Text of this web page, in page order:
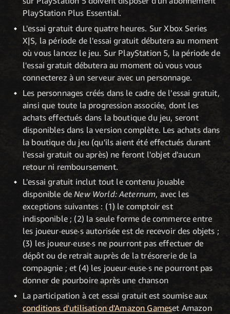
PlayStation Plus Essential.
L'essai gratuit dure quatre heures. Sur Xbox Series
X|S, la période de l'essai gratuit débutera au moment
où vous lancez le jeu. Sur PlayStation 5, la période de
l'essai gratuit débutera au moment où vous vous
connecterez à un serveur avec un personnage.
Les personnages créés dans le cadre de l'essai gratuit,
ainsi que toute la progression associée, dont les
achats effectués dans la boutique du jeu, seront
disponibles dans la version complète. Les achats dans
la boutique du jeu (qu'ils aient été effectués durant
l'essai gratuit ou après) ne feront l'objet d'aucun
retour ni remboursement.
L'essai gratuit inclut tout le contenu jouable
disponible deNew World: Aeternum, avec les
exceptions suivantes : (1) le comptoir est
indisponible ; (2) la seule forme de commerce entre
les joueur·euse·s autorisée est de recevoir des objets ;
(3) les joueur·euse·s ne pourront pas effectuer de
dépôt ou de retrait auprès de la trésorerie de la
compagnie ; et (4) les joueur·euse·s ne pourront pas
donner de pourboire après une chanson
La participation à cet essai gratuit est soumise aux
conditions d'utilisation d'Amazon Gameset Amazon